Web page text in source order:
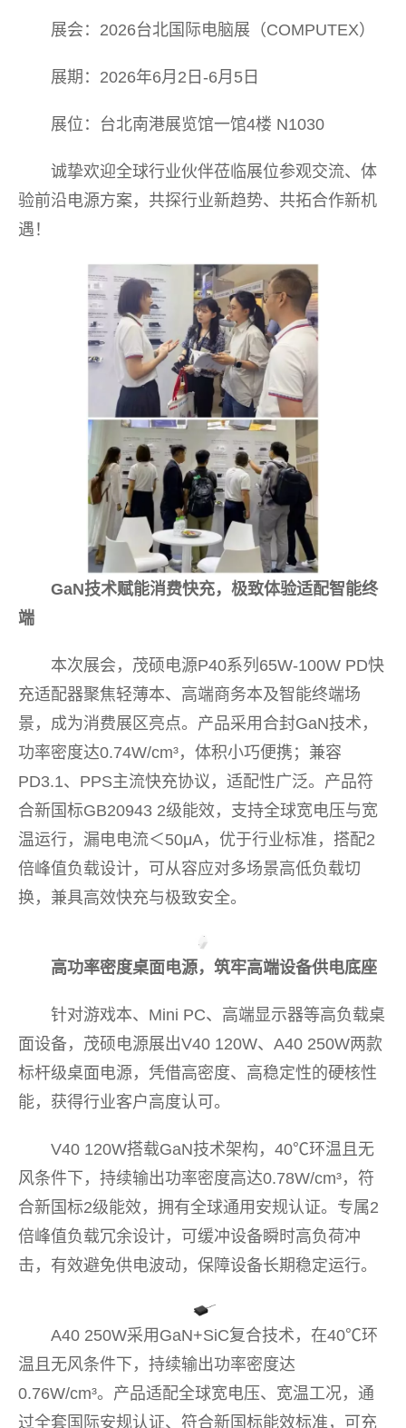
展会：2026台北国际电脑展（COMPUTEX）
展期：2026年6月2日-6月5日
展位：台北南港展览馆一馆4楼 N1030
诚挚欢迎全球行业伙伴莅临展位参观交流、体
验前沿电源方案，共探行业新趋势、共拓合作新机
遇！
GaN技术赋能消费快充，极致体验适配智能终
端
本次展会，茂硕电源P40系列65W-100W PD快
充适配器聚焦轻薄本、高端商务本及智能终端场
景，成为消费展区亮点。产品采用合封GaN技术，
功率密度达0.74W/cm³，体积小巧便携；兼容
PD3.1、PPS主流快充协议，适配性广泛。产品符
合新国标GB20943 2级能效，支持全球宽电压与宽
温运行，漏电电流＜50μA，优于行业标准，搭配2
倍峰值负载设计，可从容应对多场景高低负载切
换，兼具高效快充与极致安全。
高功率密度桌面电源，筑牢高端设备供电底座
针对游戏本、Mini PC、高端显示器等高负载桌
面设备，茂硕电源展出V40 120W、A40 250W两款
标杆级桌面电源，凭借高密度、高稳定性的硬核性
能，获得行业客户高度认可。
V40 120W搭载GaN技术架构，40℃环温且无
风条件下，持续输出功率密度高达0.78W/cm³，符
合新国标2级能效，拥有全球通用安规认证。专属2
倍峰值负载冗余设计，可缓冲设备瞬时高负荷冲
击，有效避免供电波动，保障设备长期稳定运行。
A40 250W采用GaN+SiC复合技术，在40℃环
温且无风条件下，持续输出功率密度达
0.76W/cm³。产品适配全球宽电压、宽温工况，通
过全套国际安规认证、符合新国标能效标准，可充